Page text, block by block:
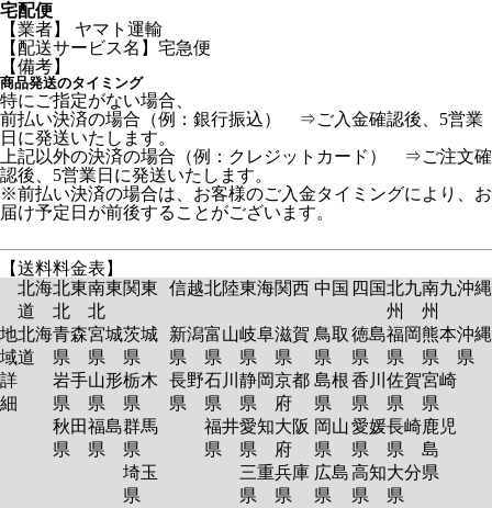
宅配便
【業者】 ヤマト運輸
【配送サービス名】宅急便
【備考】
商品発送のタイミング
特にご指定がない場合、
前払い決済の場合（例：銀行振込） ⇒ご入金確認後、5営業
日に発送いたします。
上記以外の決済の場合（例：クレジットカード） ⇒ご注文確
認後、5営業日に発送いたします。
※前払い決済の場合は、お客様のご入金タイミングにより、お
届け予定日が前後することがございます。
【送料料金表】
北海
道
北東
北
南東
北
関東 信越北陸東海関西 中国 四国北九
州
南九
州
沖縄
地
域
詳
細
北海
道
青森
県
岩手
県
秋田
県
宮城
県
山形
県
福島
県
茨城
県
栃木
県
群馬
県
埼玉
県
新潟
県
長野
県
富山
県
石川
県
福井
県
岐阜
県
静岡
県
愛知
県
三重
県
滋賀
県
京都
府
大阪
府
兵庫
県
鳥取
県
島根
県
岡山
県
広島
県
徳島
県
香川
県
愛媛
県
高知
県
福岡
県
佐賀
県
長崎
県
大分
県
熊本
県
宮崎
県
鹿児
島
県
沖縄
県